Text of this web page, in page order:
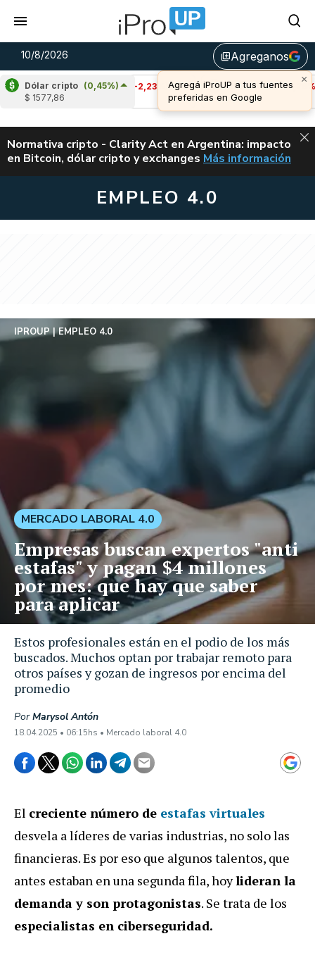
10/8/2026 library_addAgreganos
Dólar cripto (0,45%)
$ 1577,86
Cardano (-2,23%)
u$s 0,19
Avalanche
(-0,76%)
u$s 6,48
ALERTA
Normativa cripto - Clarity Act en Argentina: impacto
en Bitcoin, dólar cripto y exchanges CLARITY ACT EN
Más información
EMPLEO 4.0
Estos profesionales están en el podio de los más
buscados. Muchos optan por trabajar remoto para
otros países y gozan de ingresos por encima del
promedio
IPROUP EMPLEO 4.0
PorMarysol Antón
18.04.2025 • 06:15hs • Mercado laboral 4.0
MERCADO LABORAL 4.0
Empresas buscan expertos "anti
estafas" y pagan $4 millones
por mes: que hay que saber
para aplicar
El creciente número de estafas virtuales
desvela a líderes de varias industrias, no solo las
financieras. Es por eso que algunos talentos, que
antes estaban en una segunda fila, hoylideran la
demanda y son protagonistas. Se trata de los
especialistas en ciberseguridad.